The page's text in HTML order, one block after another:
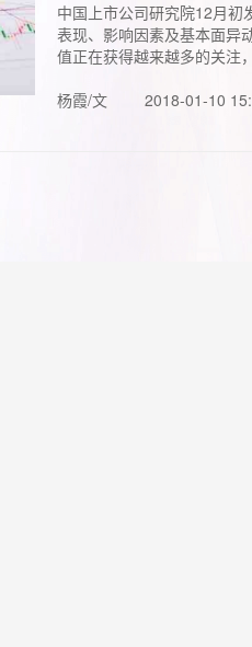
中国上市公司研究院12月初
表现、影响因素及基本面异
值正在获得越来越多的关注
杨霞/文
2018-01-10